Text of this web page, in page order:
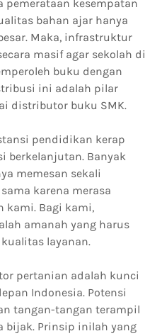
kesempatan
bahan ajar hanya
Maka, infrastruktur
masif agar sekolah di
buku dengan
ini adalah pilar
distributor buku SMK.
pendidikan kerap
berkelanjutan. Banyak
memesan sekali
karena merasa
kami. Bagi kami,
amanah yang harus
layanan.
pertanian adalah kunci
Indonesia. Potensi
tangan-tangan terampil
bijak. Prinsip inilah yang